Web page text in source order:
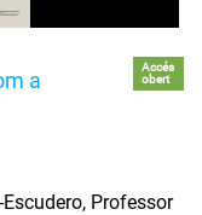
a
Accés
obert
Professor